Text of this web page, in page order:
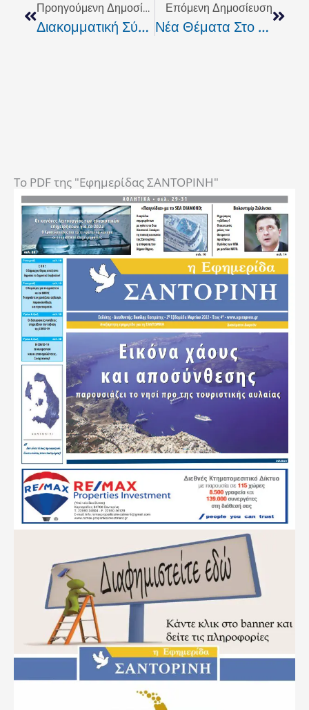
Προηγούμενη Δημοσίευση
Διακομματική Σύσκεψη Στη Νομαρχία Ενόψει Των Εκλογών
Επόμενη Δημοσίευση
Νέα Θέματα Στο AGORATV
To PDF της "Εφημερίδας ΣΑΝΤΟΡΙΝΗ"